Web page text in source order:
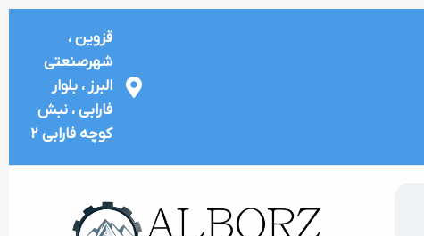
قزوین ،
شهرصنعتی
البرز ، بلوار
فارابی ، نبش
کوچه فارابی 2